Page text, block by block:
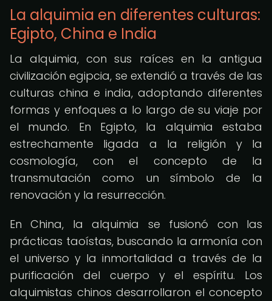
La alquimia en diferentes culturas:
Egipto, China e India
La alquimia, con sus raíces en la antigua
civilización egipcia, se extendió a través de las
culturas china e india, adoptando diferentes
formas y enfoques a lo largo de su viaje por
el mundo. En Egipto, la alquimia estaba
estrechamente ligada a la religión y la
cosmología, con el concepto de la
transmutación como un símbolo de la
renovación y la resurrección.
En China, la alquimia se fusionó con las
prácticas taoístas, buscando la armonía con
el universo y la inmortalidad a través de la
purificación del cuerpo y el espíritu. Los
alquimistas chinos desarrollaron el concepto